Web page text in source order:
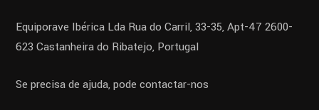
Equiporave Ibérica LdaRua do Carril, 33-35, Apt-47 2600-
623 Castanheira do Ribatejo, Portugal
Se precisa de ajuda, pode contactar-nos